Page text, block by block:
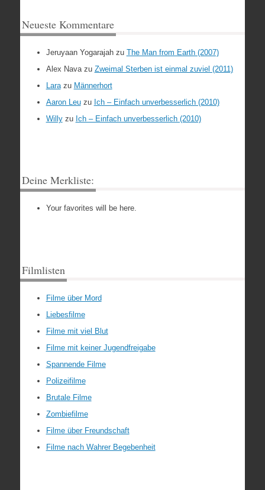
Neueste Kommentare
Jeruyaan Yogarajahzu The Man from Earth (2007)
Alex Navazu Zweimal Sterben ist einmal zuviel (2011)
Larazu Männerhort
Aaron Leuzu Ich – Einfach unverbesserlich (2010)
Willyzu Ich – Einfach unverbesserlich (2010)
Deine Merkliste:
Your favorites will be here.
Filmlisten
Filme über Mord
Liebesfilme
Filme mit viel Blut
Filme mit keiner Jugendfreigabe
Spannende Filme
Polizeifilme
Brutale Filme
Zombiefilme
Filme über Freundschaft
Filme nach Wahrer Begebenheit